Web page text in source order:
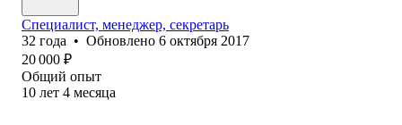
Специалист, менеджер, секретарь
32 года • Обновлено 6 октября 2017
20 000 ₽
Общий опыт
10 лет 4 месяца